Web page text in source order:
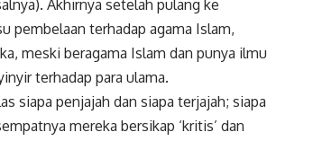
Akhirnya setelah pulang ke
pembelaan terhadap agama Islam,
meski beragama Islam dan punya ilmu
terhadap para ulama.
siapa penjajah dan siapa terjajah; siapa
mereka bersikap ‘kritis’ dan